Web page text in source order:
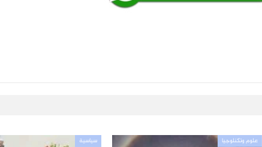
علوم وتكنلوجيا سياسية